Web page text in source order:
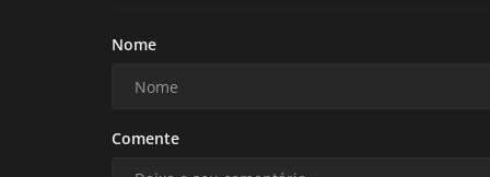
Nome
Comente